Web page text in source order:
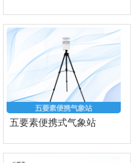
五要素便携式气象站